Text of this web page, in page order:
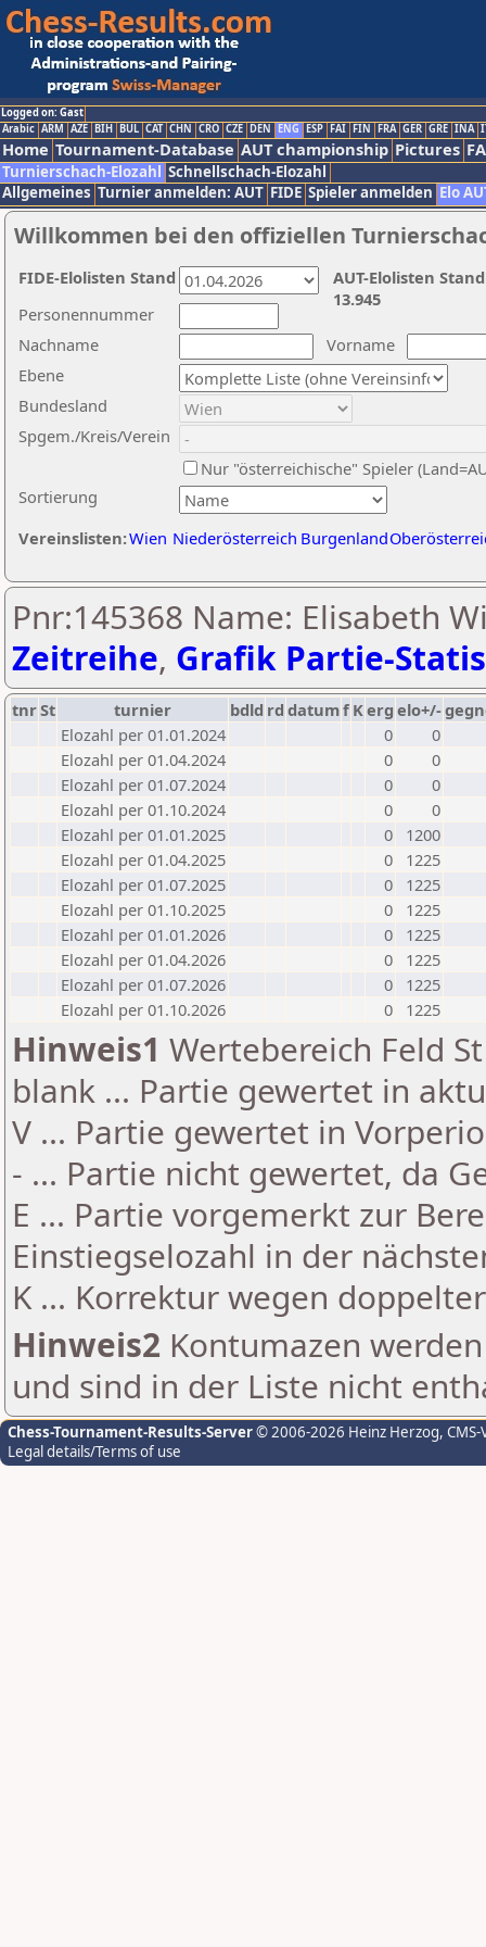
Logged on: Gast
Arabic ARM AZE BIH BUL CAT CHN CRO CZE DEN ENG ESP FAI FIN FRA GER GRE INA
Home Tournament-Database AUT championship Pictures
Turnierschach-Elozahl Schnellschach-Elozahl
Allgemeines Turnier anmelden: AUT FIDE Spieler anmelden Elo
Willkommen bei den offiziellen
Nachname
Vorname
Ebene
Sortierung
Personennummer
Bundesland
Spgem./Kreis/Verein
Nur "österreichische" Spieler
Vereinslisten:Wien Niederösterreich Burgenland
AUT-Elolisten
13.945
FIDE-Elolisten Stand
Pnr:145368 Name: Elisabeth
Zeitreihe, Grafik Partie-
tnrSt turnier bdld rd datumf Kerg elo+/-
Elozahl per 01.01.2024
0
0
Elozahl per 01.04.2024
0
0
Elozahl per 01.07.2024
0
0
Elozahl per 01.10.2024
0
0
Elozahl per 01.01.2025
0
1200
Elozahl per 01.04.2025
0
1225
Elozahl per 01.07.2025
0
1225
Elozahl per 01.10.2025
0
1225
Elozahl per 01.01.2026
0
1225
Elozahl per 01.04.2026
0
1225
Elozahl per 01.07.2026
0
1225
Elozahl per 01.10.2026
0 1225
Hinweis1 Wertebereich Feld
blank ... Partie gewertet in
V ... Partie gewertet in
- ... Partie nicht gewertet, da
E ... Partie vorgemerkt zur
Einstiegselozahl in der
K ... Korrektur wegen
Hinweis2 Kontumazen
und sind in der Liste nicht
Chess-Tournament-Results-Server© 2006-2026 Heinz Herzog,
Legal details/Terms of use